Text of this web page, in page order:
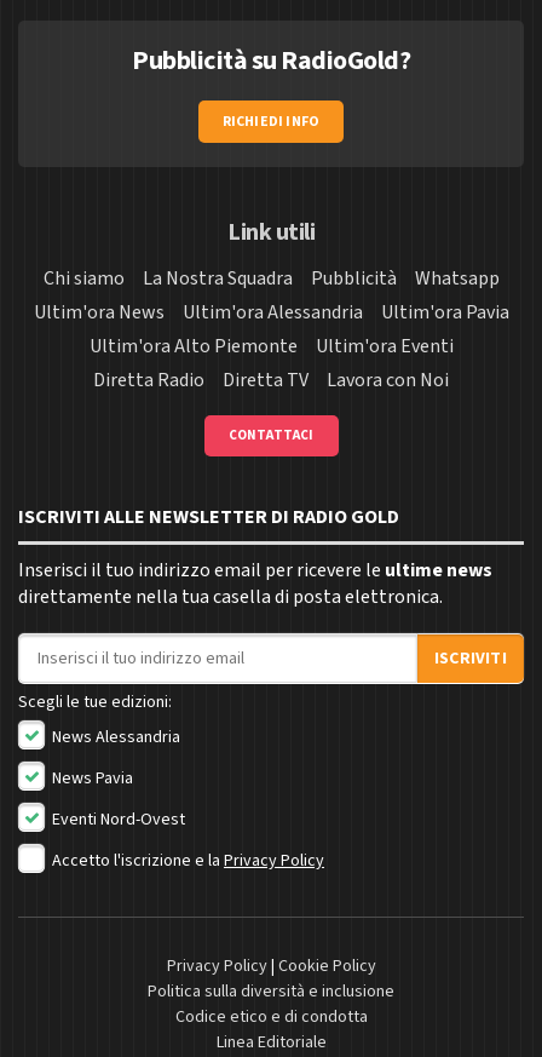
Pubblicità su RadioGold?
RICHIEDI INFO
Link utili
Chi siamo La Nostra Squadra Pubblicità
Whatsapp
Ultim'ora News
Ultim'ora Alessandria
Ultim'ora Pavia
Ultim'ora Alto Piemonte
Ultim'ora Eventi
Diretta Radio
Diretta TV Lavora con Noi
CONTATTACI
ISCRIVITI ALLE NEWSLETTER DI RADIO GOLD
Inserisci il tuo indirizzo email per ricevere le ultime news
direttamente nella tua casella di posta elettronica.
Indirizzo email
ISCRIVITI
Scegli le tue edizioni:
News Alessandria
News Pavia
Eventi Nord-Ovest
Accetto l'iscrizione e la Privacy Policy
Privacy Policy| Cookie Policy
Politica sulla diversità e inclusione
Codice etico e di condotta
Linea Editoriale